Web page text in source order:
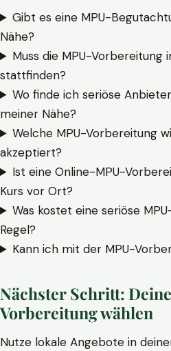
Gibt es eine MPU-
Nähe?
Muss die MPU-Vorbereitung
stattfinden?
Wo finde ich seriöse
meiner Nähe?
Welche MPU-Vorbereitung
akzeptiert?
Ist eine Online-MPU-
Kurs vor Ort?
Was kostet eine seriöse
Regel?
Kann ich mit der MPU-
Nächster Schritt:
Vorbereitung wählen
Nutze lokale Angebote in